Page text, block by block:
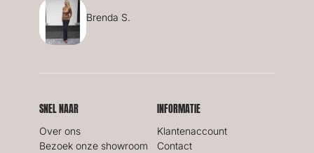
Brenda S.
SNEL NAAR
Over ons
Bezoek onze showroom
INFORMATIE
Klantenaccount
Contact